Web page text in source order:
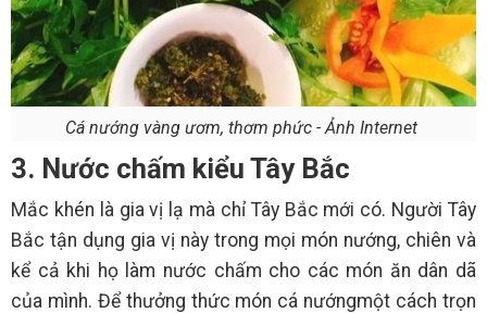
Cá nướng vàng ươm, thơm phức - Ảnh Internet
3. Nước chấm kiểu Tây Bắc
Mắc khén là gia vị lạ mà chỉ Tây Bắc mới có. Người Tây
Bắc tận dụng gia vị này trong mọi món nướng, chiên và
kể cả khi họ làm nước chấm cho các món ăn dân dã
của mình. Để thưởng thức món cá nướngmột cách trọn